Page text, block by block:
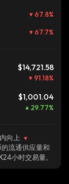
67.8%
67.7%
$14,721.58
91.18%
$1,001.04
29.77%
向上
的流通供应量和
24小时交易量。